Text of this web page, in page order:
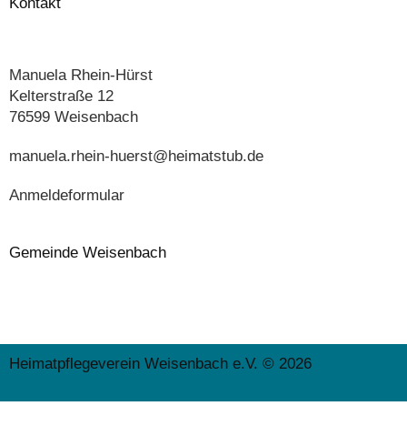
Manuela Rhein-Hürst
Kelterstraße 12
76599 Weisenbach
manuela.rhein-huerst@heimatstub.de
Anmeldeformular
Gemeinde Weisenbach
Heimatpflegeverein Weisenbach e.V. © 2026